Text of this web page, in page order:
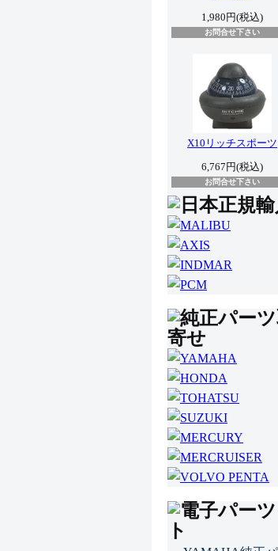
1,980円(税込)
お問合せ下さい
X10リッチスポーツ
6,767円(税込)
お問合せ下さい